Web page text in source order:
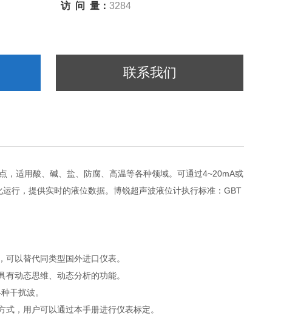
访 问 量： 3284
联系我们
，适用酸、碱、盐、防腐、高温等各种领域。可通过4~20mA或
行，提供实时的液位数据。博锐超声波液位计执行标准：GBT
以替代同类型国外进口仪表。
动态思维、动态分析的功能。
干扰波。
，用户可以通过本手册进行仪表标定。